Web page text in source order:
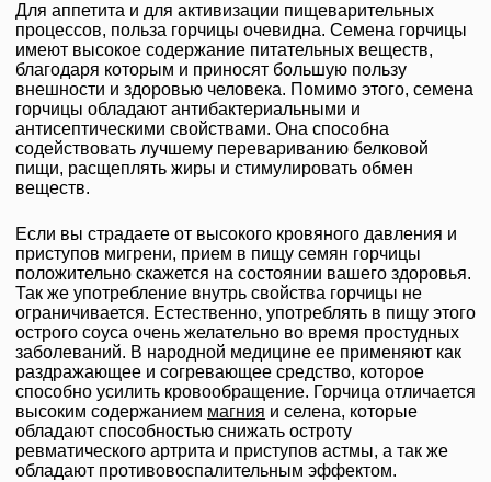
Для аппетита и для активизации пищеварительных
процессов, польза горчицы очевидна. Семена горчицы
имеют высокое содержание питательных веществ,
благодаря которым и приносят большую пользу
внешности и здоровью человека. Помимо этого, семена
горчицы обладают антибактериальными и
антисептическими свойствами. Она способна
содействовать лучшему перевариванию белковой
пищи, расщеплять жиры и стимулировать обмен
веществ.
Если вы страдаете от высокого кровяного давления и
приступов мигрени, прием в пищу семян горчицы
положительно скажется на состоянии вашего здоровья.
Так же употребление внутрь свойства горчицы не
ограничивается. Естественно, употреблять в пищу этого
острого соуса очень желательно во время простудных
заболеваний. В народной медицине ее применяют как
раздражающее и согревающее средство, которое
способно усилить кровообращение. Горчица отличается
высоким содержанием магния и селена, которые
обладают способностью снижать остроту
ревматического артрита и приступов астмы, а так же
обладают противовоспалительным эффектом.